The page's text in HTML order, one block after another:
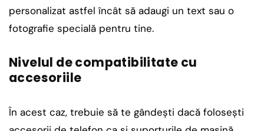
personalizat astfel încât să adaugi un text sau o
fotografie specială pentru tine.
Nivelul de compatibilitate cu
accesoriile
În acest caz, trebuie să te gândești dacă folosești